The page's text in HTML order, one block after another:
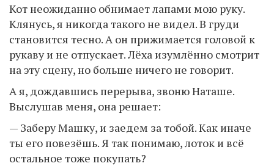
Кот неожиданно обнимает лапами мою руку.
Клянусь, я никогда такого не видел. В груди
становится тесно. А он прижимается головой к
рукаву и не отпускает. Лёха изумлённо смотрит
на эту сцену, но больше ничего не говорит.
А я, дождавшись перерыва, звоню Наташе.
Выслушав меня, она решает:
— Заберу Машку, и заедем за тобой. Как иначе
ты его повезёшь. Я так понимаю, лоток и всё
остальное тоже покупать?